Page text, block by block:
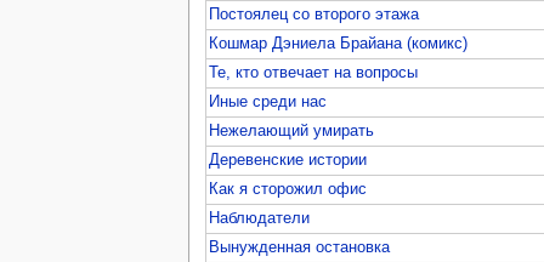
Постоялец со второго этажа
Кошмар Дэниела Брайана (комикс)
Те, кто отвечает на вопросы
Иные среди нас
Нежелающий умирать
Деревенские истории
Как я сторожил офис
Наблюдатели
Вынужденная остановка